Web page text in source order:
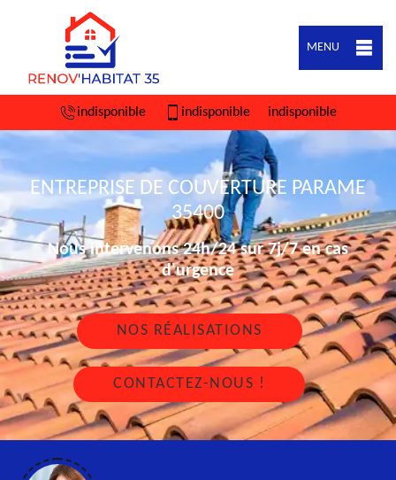
MENU
indisponible indisponible indisponible
ENTREPRISE DE COUVERTURE PARAME
35400
Nous intervenons 24h/24 sur 7j/7 en cas
d'urgence
NOS RÉALISATIONS
CONTACTEZ-NOUS !